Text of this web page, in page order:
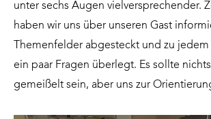
unter sechs Augen vielversprechender.
haben wir uns über unseren Gast
Themenfelder abgesteckt und zu
ein paar Fragen überlegt. Es sollte
gemeißelt sein, aber uns zur